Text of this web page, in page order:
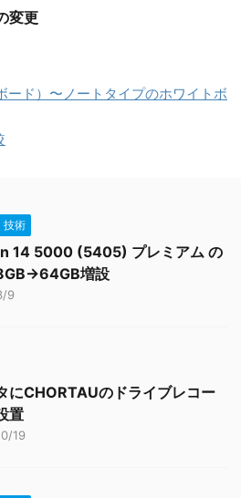
変更
ード）〜ノートタイプのホワイトボ
技術
14 5000 (5405) プレミアム の
増設
9
にCHORTAUのドライブレコー
置
19